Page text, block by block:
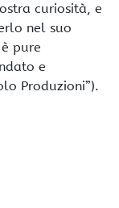
curiosità, e
nel suo
pure
e
Produzioni”).